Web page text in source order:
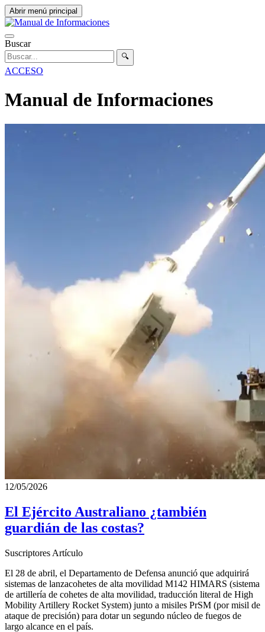
Abrir menú principal
Buscar
🔍
ACCESO
Manual de Informaciones
12/05/2026
El Ejército Australiano ¿también
guardián de las costas?
Suscriptores Artículo
El 28 de abril, el Departamento de Defensa anunció que adquirirá
sistemas de lanzacohetes de alta movilidad M142 HIMARS (sistema
de artillería de cohetes de alta movilidad, traducción literal de High
Mobility Artillery Rocket System) junto a misiles PrSM (por misil de
ataque de precisión) para dotar un segundo núcleo de fuegos de
largo alcance en el país.